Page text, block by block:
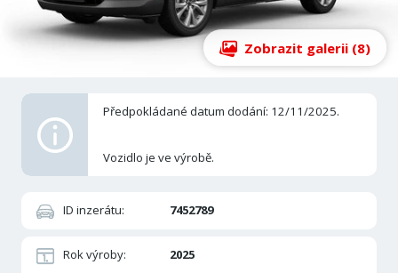
ID inzerátu: 7452789
Rok výroby:
2025
Zobrazit galerii (8)
Předpokládané datum dodání: 12/11/2025.
Vozidlo je ve výrobě.